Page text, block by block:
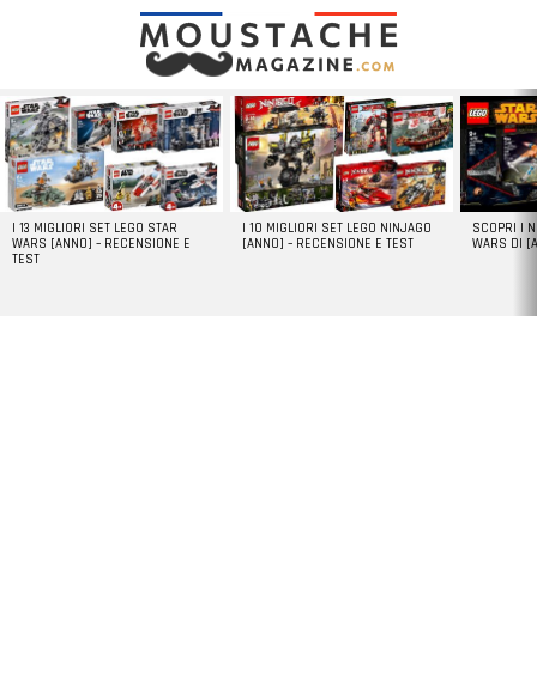
LATEST
STORIES
I 13 MIGLIORI SET LEGO STAR
WARS [ANNO] – RECENSIONE E
TEST
I 10 MIGLIORI SET LEGO NINJAGO
[ANNO] – RECENSIONE E TEST
SCOPRI I
WARS DI